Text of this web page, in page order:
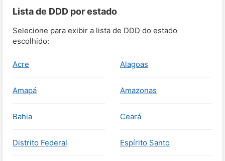
Lista de DDD por estado
Selecione para exibir a lista de DDD do estado
escolhido:
Acre Alagoas
Amapá Amazonas
Bahia Ceará
Distrito Federal Espírito Santo